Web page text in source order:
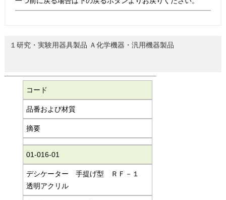
１研究・実験用器具製品 Ａ化学機器・汎用機器製品
コード
品番および材質
摘要
01-016-01
デシケーター 手提げ型 ＲＦ－１
透明アクリル